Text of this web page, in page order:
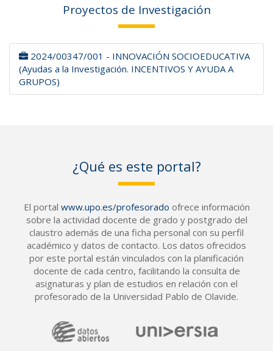
Proyectos de Investigación
2024/00347/001 - INNOVACIÓN SOCIOEDUCATIVA
(Ayudas a la Investigación. INCENTIVOS Y AYUDA A
GRUPOS)
¿Qué es este portal?
El portal www.upo.es/profesorado ofrece información
sobre la actividad docente de grado y postgrado del
claustro además de una ficha personal con su perfil
académico y datos de contacto. Los datos ofrecidos
por este portal están vinculados con la planificación
docente de cada centro, facilitando la consulta de
asignaturas y plan de estudios en relación con el
profesorado de la Universidad Pablo de Olavide.